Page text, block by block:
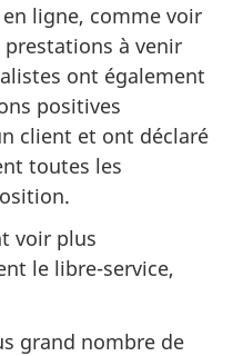
ligne, comme voir
à venir
ont également
positives
client et ont déclaré
toutes les
voir plus
le libre-service,
grand nombre de